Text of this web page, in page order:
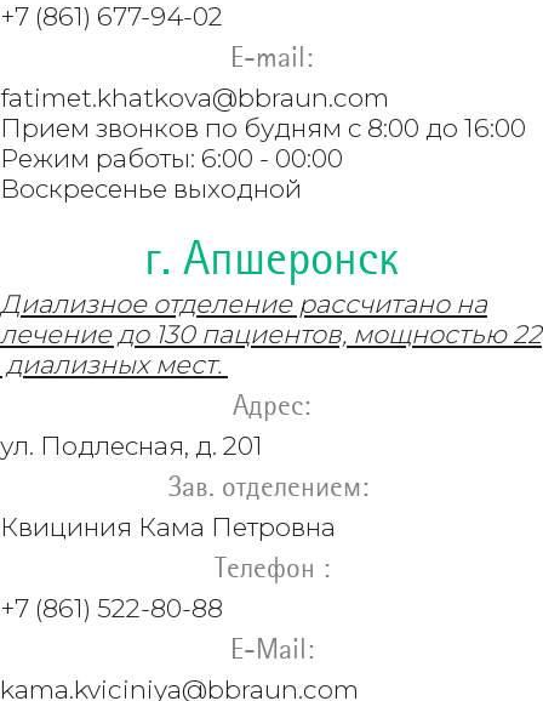
+7 (861) 677-94-02
E-mail:
fatimet.khatkova@bbraun.com
Прием звонков по будням с 8:00 до 16:00
Режим работы: 6:00 - 00:00
Воскресенье выходной
г. Апшеронск
Диализное отделение рассчитано на
лечение до 130 пациентов, мощностью 22
диализных мест.
Адрес:
ул. Подлесная, д. 201
Зав. отделением:
Квициния Кама Петровна
Телефон :
+7 (861) 522-80-88
E-Mail:
kama.kviciniya@bbraun.com